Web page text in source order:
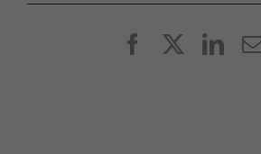
Facebook